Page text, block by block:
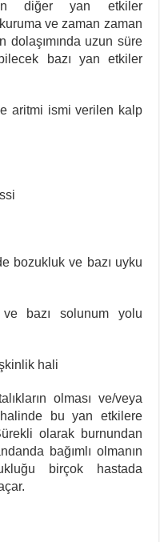
diğer yan etkiler
ve zaman zaman
dolaşımında uzun süre
bazı yan etkiler
aritmi ismi verilen kalp
bozukluk ve bazı uyku
ve bazı solunum yolu
hali
olması ve/veya
halinde bu yan etkilere
olarak burnundan
bağımlı olmanın
birçok hastada